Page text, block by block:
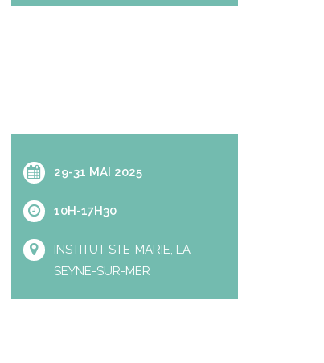
29-31 MAI 2025
10H-17H30
INSTITUT STE-MARIE, LA
SEYNE-SUR-MER